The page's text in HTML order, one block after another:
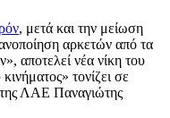
, μετά και την μείωση
αρκετών από τα
αποτελεί νέα νίκη του
τονίζει σε
ΛΑΕ Παναγιώτης